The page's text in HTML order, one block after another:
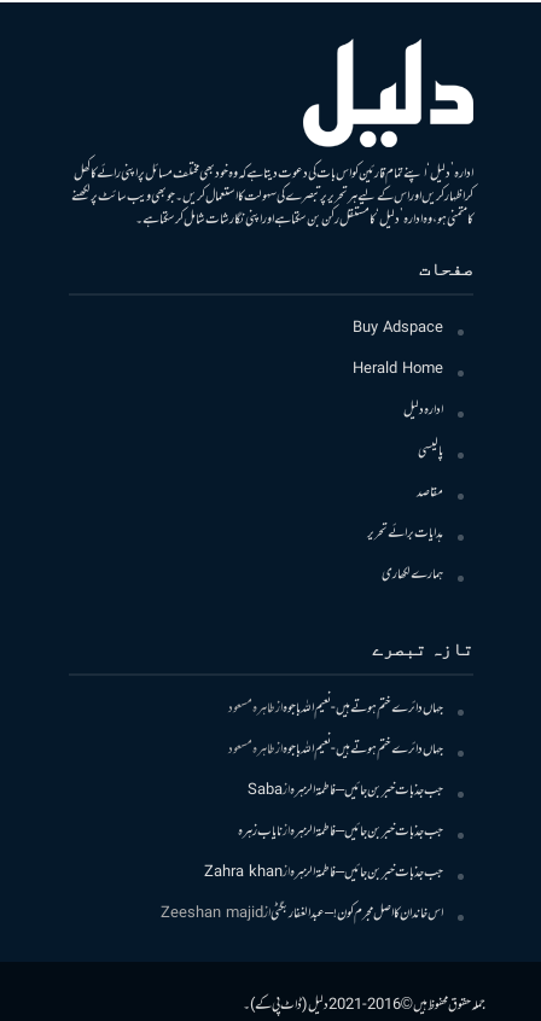
ادارہ ’دلیل‘ اپنے تمام قارئین کو اس بات کی دعوت دیتا ہے کہ وہ خود بھی مختلف مسائل پر اپنی رائے کا کھل
کر اظہار کریں اور اس کے لیے ہر تحریر پر تبصرے کی سہولت کا استعمال کریں۔ جو بھی ویب سائٹ پر لکھنے
کا متمنی ہو، وہ ادارہ ’دلیل‘ کا مستقل رکن بن سکتا ہے اور اپنی نگارشات شامل کرسکتا ہے۔
صفحات
Buy Adspace
Herald Home
ادارہ دلیل
پالیسی
مقاصد
ہدایات برائے تحریر
ہمارے لکھاری
تازہ تبصرے
جہاں دائرے ختم ہوتے ہیں- نعیم اللہ باجوہازطاہرہ مسعود
جہاں دائرے ختم ہوتے ہیں- نعیم اللہ باجوہازطاہرہ مسعود
جب جذبات خبر بن جائیں – فاطمۃالزہرہازSaba
جب جذبات خبر بن جائیں – فاطمۃالزہرہازنایاب زہرہ
جب جذبات خبر بن جائیں – فاطمۃالزہرہازZahra khan
اس خاندان کا اصل مجرم کون! – عبدالغفار بگٹیازZeeshan majid
جملہ حقوق محفوظ ہیں © 2016-2021 دلیل (ڈاٹ پی کے)۔